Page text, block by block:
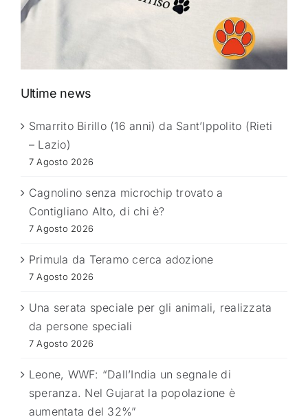
Ultime news
Smarrito Birillo (16 anni) da Sant’Ippolito (Rieti
– Lazio)
7 Agosto 2026
Cagnolino senza microchip trovato a
Contigliano Alto, di chi è?
7 Agosto 2026
Primula da Teramo cerca adozione
7 Agosto 2026
Una serata speciale per gli animali, realizzata
da persone speciali
7 Agosto 2026
Leone, WWF: “Dall’India un segnale di
speranza. Nel Gujarat la popolazione è
aumentata del 32%”